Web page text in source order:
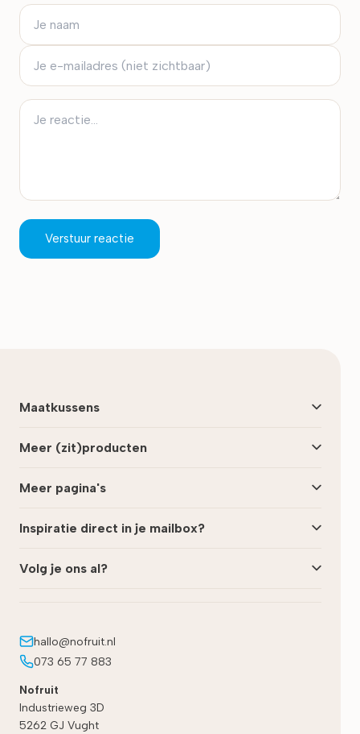
Verstuur reactie
Maatkussens
Meer (zit)producten
Meer pagina's
Inspiratie direct in je mailbox?
Volg je ons al?
hallo@nofruit.nl
073 65 77 883
Nofruit
Industrieweg 3D
5262 GJ Vught